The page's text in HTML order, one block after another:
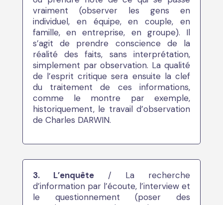
vraiment (observer les gens en
individuel, en équipe, en couple, en
famille, en entreprise, en groupe). Il
s’agit de prendre conscience de la
réalité des faits, sans interprétation,
simplement par observation. La qualité
de l’esprit critique sera ensuite la clef
du traitement de ces informations,
comme le montre par exemple,
historiquement, le travail d’observation
de Charles DARWIN.
3. L’enquête/ La recherche
d’information par l’écoute, l’interview et
le questionnement (poser des